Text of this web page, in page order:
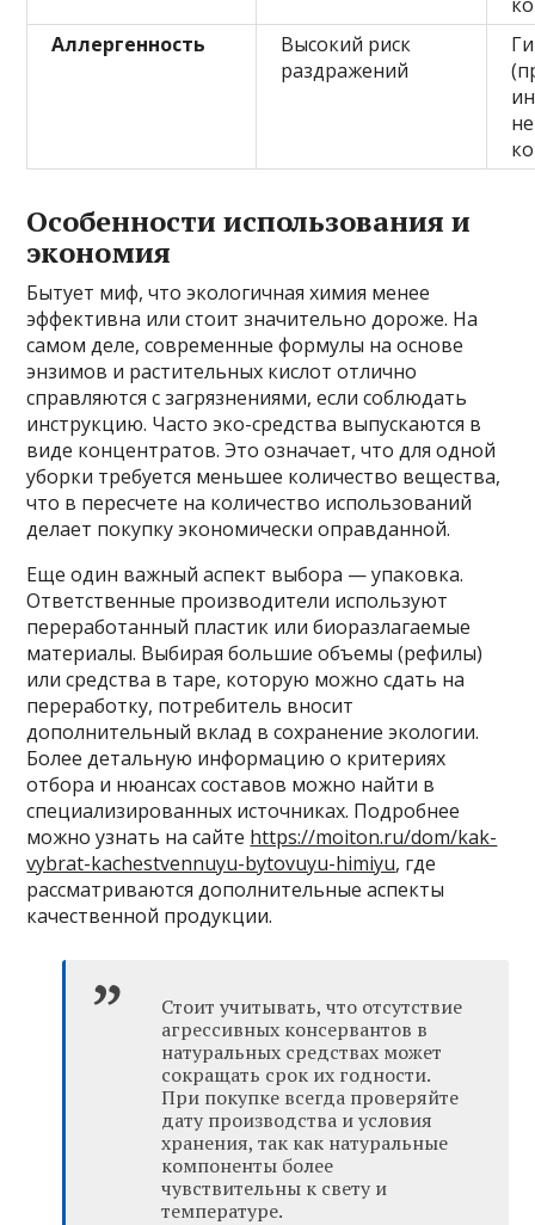
Аллергенность
Высокий риск
раздражений
Особенности использования и
экономия
Бытует миф, что экологичная химия менее
эффективна или стоит значительно дороже. На
самом деле, современные формулы на основе
энзимов и растительных кислот отлично
справляются с загрязнениями, если соблюдать
инструкцию. Часто эко-средства выпускаются в
виде концентратов. Это означает, что для одной
уборки требуется меньшее количество вещества,
что в пересчете на количество использований
делает покупку экономически оправданной.
Еще один важный аспект выбора — упаковка.
Ответственные производители используют
переработанный пластик или биоразлагаемые
материалы. Выбирая большие объемы (рефилы)
или средства в таре, которую можно сдать на
переработку, потребитель вносит
дополнительный вклад в сохранение экологии.
Более детальную информацию о критериях
отбора и нюансах составов можно найти в
специализированных источниках. Подробнее
можно узнать на сайте https://moiton.ru/dom/kak-
vybrat-kachestvennuyu-bytovuyu-himiyu, где
рассматриваются дополнительные аспекты
качественной продукции.
Стоит учитывать, что отсутствие
агрессивных консервантов в
натуральных средствах может
сокращать срок их годности.
При покупке всегда проверяйте
дату производства и условия
хранения, так как натуральные
компоненты более
чувствительны к свету и
температуре.